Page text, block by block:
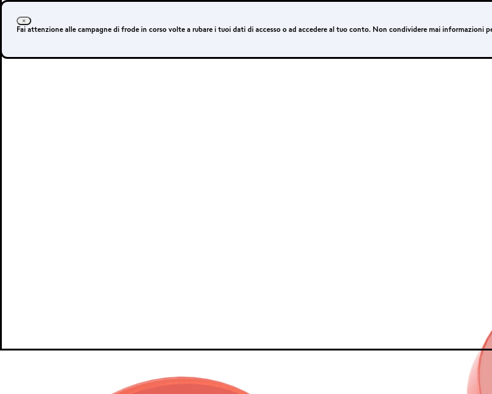
Fai attenzione alle campagne di frode in corso volte a rubare i tuoi dati di accesso o ad accedere al tuo conto. Non condividere mai informazioni